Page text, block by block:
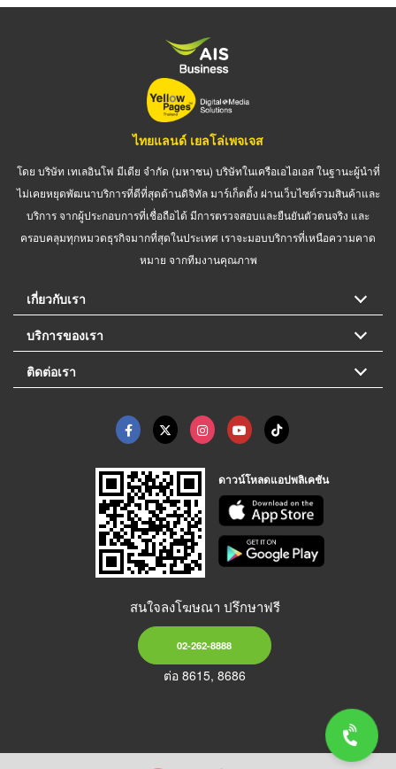
ไทยแลนด์ เยลโล่เพจเจส
โดย บริษัท เทเลอินโฟ มีเดีย จำกัด (มหาชน) บริษัทในเครือเอไอเอส ในฐานะผู้นำที่
ไม่เคยหยุดพัฒนาบริการที่ดีที่สุดด้านดิจิทัล มาร์เก็ตติ้ง ผ่านเว็บไซต์รวมสินค้าและ
บริการ จากผู้ประกอบการที่เชื่อถือได้ มีการตรวจสอบและยืนยันตัวตนจริง และ
ครอบคลุมทุกหมวดธุรกิจมากที่สุดในประเทศ เราจะมอบบริการที่เหนือความคาด
หมาย จากทีมงานคุณภาพ
เกี่ยวกับเรา
บริการของเรา
ติดต่อเรา
ดาวน์โหลดแอปพลิเคชัน
สนใจลงโฆษณา ปรึกษาฟรี
02-262-8888
ต่อ 8615, 8686